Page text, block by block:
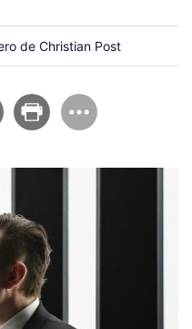
de Christian Post